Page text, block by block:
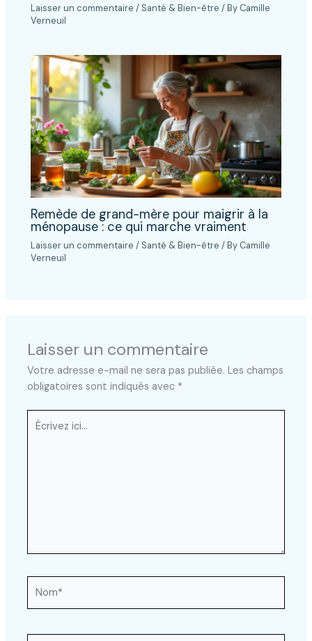
Laisser un commentaire / Santé & Bien-être / By Camille
Verneuil
Remède de grand-mère pour maigrir à la
ménopause : ce qui marche vraiment
Laisser un commentaire / Santé & Bien-être / By Camille
Verneuil
Laisser un commentaire
Votre adresse e-mail ne sera pas publiée. Les champs
obligatoires sont indiqués avec *
Écrivez
ici…